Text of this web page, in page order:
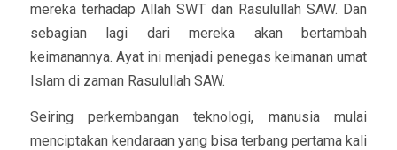
mereka terhadap Allah SWT dan Rasulullah SAW. Dan
sebagian lagi dari mereka akan bertambah
keimanannya. Ayat ini menjadi penegas keimanan umat
Islam di zaman Rasulullah SAW.
Seiring perkembangan teknologi, manusia mulai
menciptakan kendaraan yang bisa terbang pertama kali